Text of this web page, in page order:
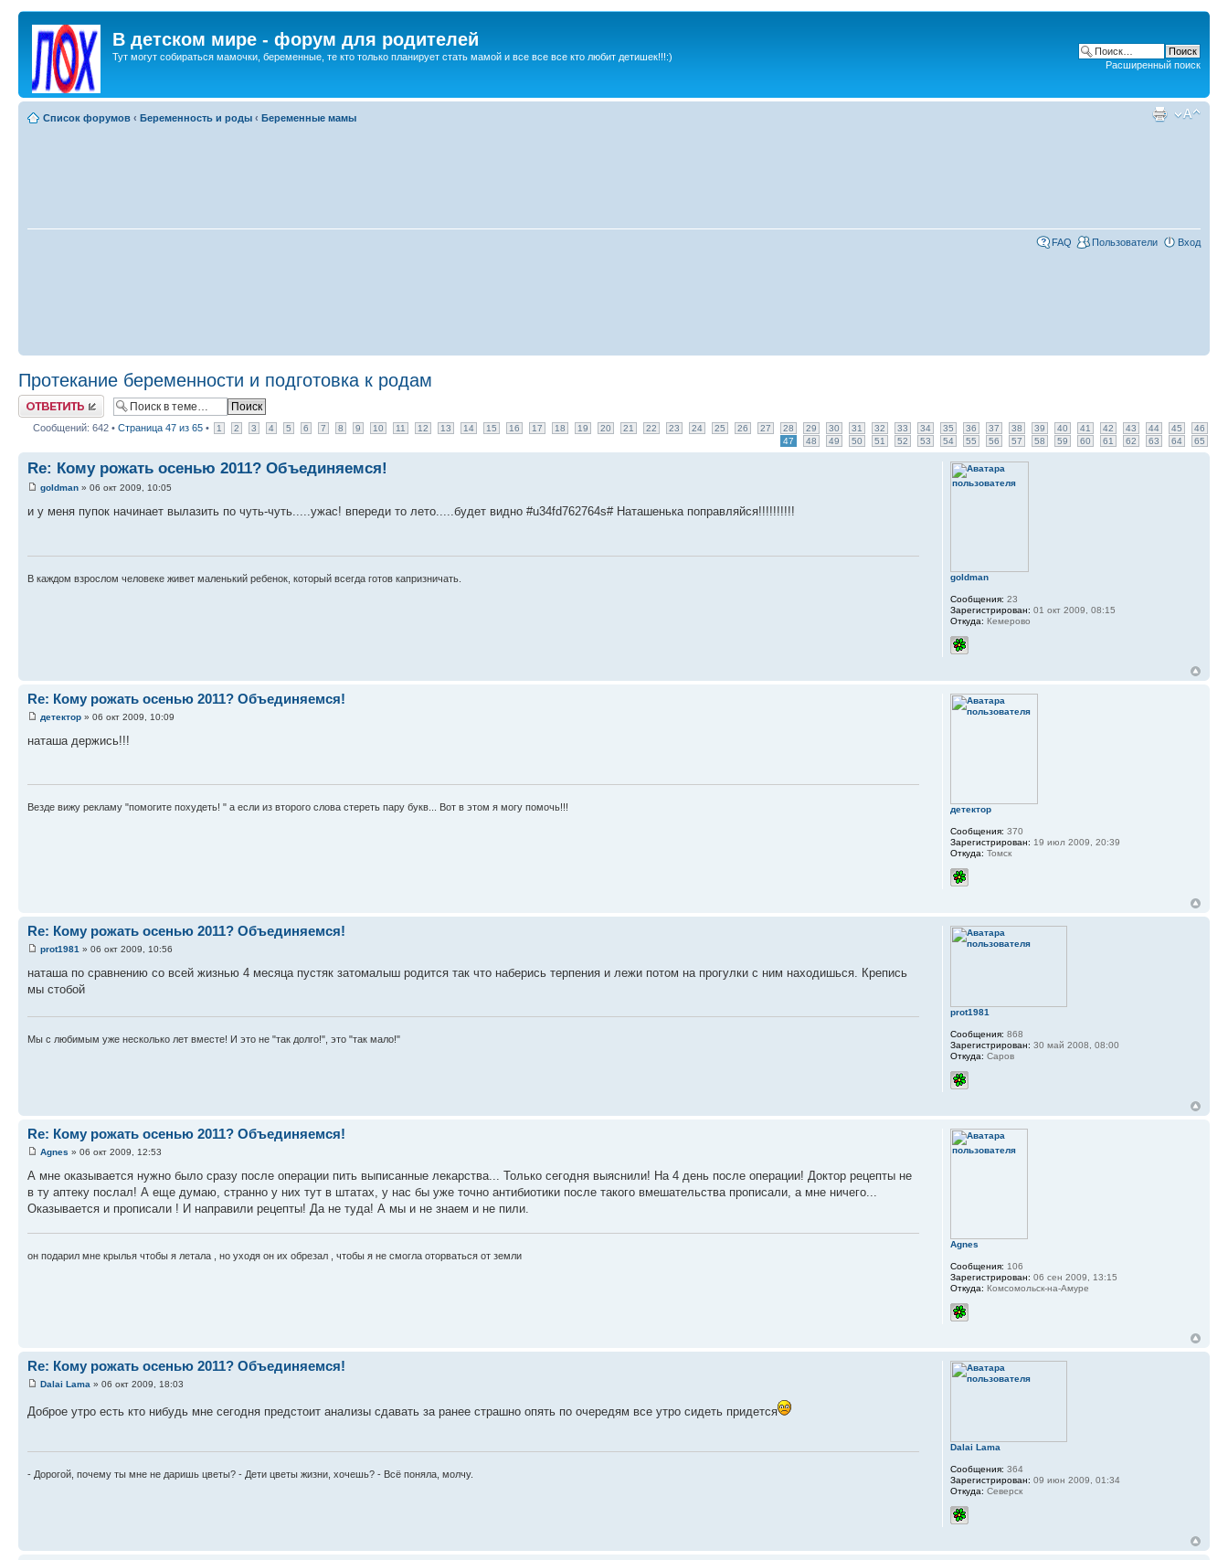
В детском мире - форум для родителей
Тут могут собираться мамочки, беременные, те кто только планирует стать мамой и все все все кто любит детишек!!!:)
Расширенный поиск
Список форумов ‹ Беременность и роды ‹ Беременные мамы
FAQ Пользователи Вход
Протекание беременности и подготовка к родам
Ответить
Сообщений: 642 • Страница 47 из 65 • 1 2 3 4 5 6 7 8 9 10 11 12 13 14 15 16 17 18 19 20 21 22 23 24 25 26 27 28 29 30 31 32 33 34 35 36 37 38 39 40 41 42 43 44 45
46
47
48 49 50 51 52 53 54 55 56 57 58 59 60 61 62 63 64 65
Re: Кому рожать осенью 2011? Объединяемся!
goldman » 06 окт 2009, 10:05
и у меня пупок начинает вылазить по чуть-чуть.....ужас! впереди то лето.....будет видно #u34fd762764s# Наташенька поправляйся!!!!!!!!!!
В каждом взрослом человеке живет маленький ребенок, который всегда готов капризничать. goldman
Сообщения: 23
Зарегистрирован: 01 окт 2009, 08:15
Откуда: Кемерово
Re: Кому рожать осенью 2011? Объединяемся!
детектор » 06 окт 2009, 10:09
наташа держись!!!
Везде вижу рекламу "помогите похудеть! " а если из второго слова стереть пару букв... Вот в этом я могу помочь!!! детектор
Сообщения: 370
Зарегистрирован: 19 июл 2009, 20:39
Откуда: Томск
Re: Кому рожать осенью 2011? Объединяемся!
prot1981 » 06 окт 2009, 10:56
наташа по сравнению со всей жизнью 4 месяца пустяк затомалыш родится так что наберись терпения и лежи потом на прогулки с ним находишься. Крепись
мы стобой
Мы с любимым уже несколько лет вместе! И это не "так долго!", это "так мало!"
prot1981
Сообщения: 868
Зарегистрирован: 30 май 2008, 08:00
Откуда: Саров
Re: Кому рожать осенью 2011? Объединяемся!
Agnes » 06 окт 2009, 12:53
А мне оказывается нужно было сразу после операции пить выписанные лекарства... Только сегодня выяснили! На 4 день после операции! Доктор рецепты не
в ту аптеку послал! А еще думаю, странно у них тут в штатах, у нас бы уже точно антибиотики после такого вмешательства прописали, а мне ничего...
Оказывается и прописали ! И направили рецепты! Да не туда! А мы и не знаем и не пили.
он подарил мне крылья чтобы я летала , но уходя он их обрезал , чтобы я не смогла оторваться от земли
Agnes
Сообщения: 106
Зарегистрирован: 06 сен 2009, 13:15
Откуда: Комсомольск-на-Амуре
Re: Кому рожать осенью 2011? Объединяемся!
Dalai Lama » 06 окт 2009, 18:03
Доброе утро есть кто нибудь мне сегодня предстоит анализы сдавать за ранее страшно опять по очередям все утро сидеть придется
- Дорогой, почему ты мне не даришь цветы? - Дети цветы жизни, хочешь? - Всё поняла, молчу.
Dalai Lama
Сообщения: 364
Зарегистрирован: 09 июн 2009, 01:34
Откуда: Северск